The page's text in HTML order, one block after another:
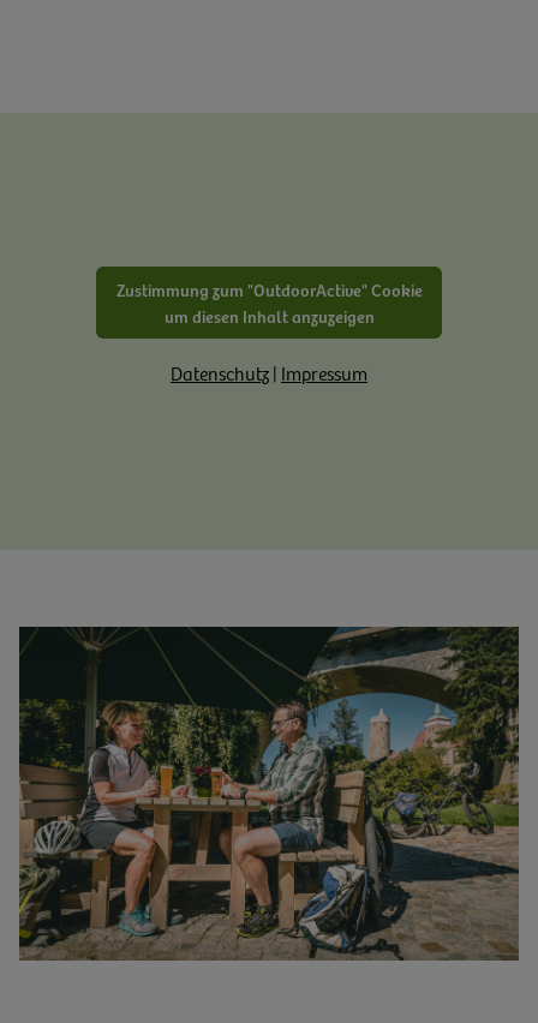
Zustimmung zum "OutdoorActive" Cookie
um diesen Inhalt anzuzeigen
Datenschutz| Impressum